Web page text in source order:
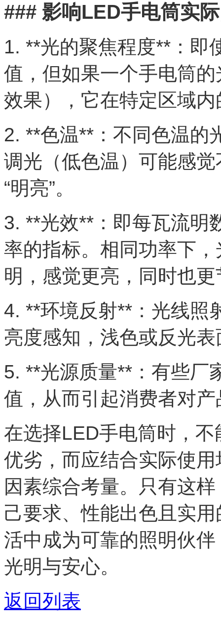
### 影响LED手电筒实
1. **光的聚焦程度**：即
值，但如果一个手电筒
效果），它在特定区域
2. **色温**：不同色温的
调光（低色温）可能感
“明亮”。
3. **光效**：即每瓦流明
率的指标。相同功率下
明，感觉更亮，同时也更
4. **环境反射**：光线照
亮度感知，浅色或反光
5. **光源质量**：有些厂
值，从而引起消费者对
在选择LED手电筒时，
优劣，而应结合实际使
因素综合考量。只有这
己要求、性能出色且实
活中成为可靠的照明伙
光明与安心。
返回列表